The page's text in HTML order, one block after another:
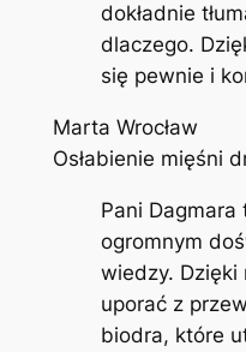
dokładnie
dlaczego.
się pewnie i
Marta Wrocław
Osłabienie mięśni
Pani
ogromnym
wiedzy. Dzięki
uporać z
biodra, które